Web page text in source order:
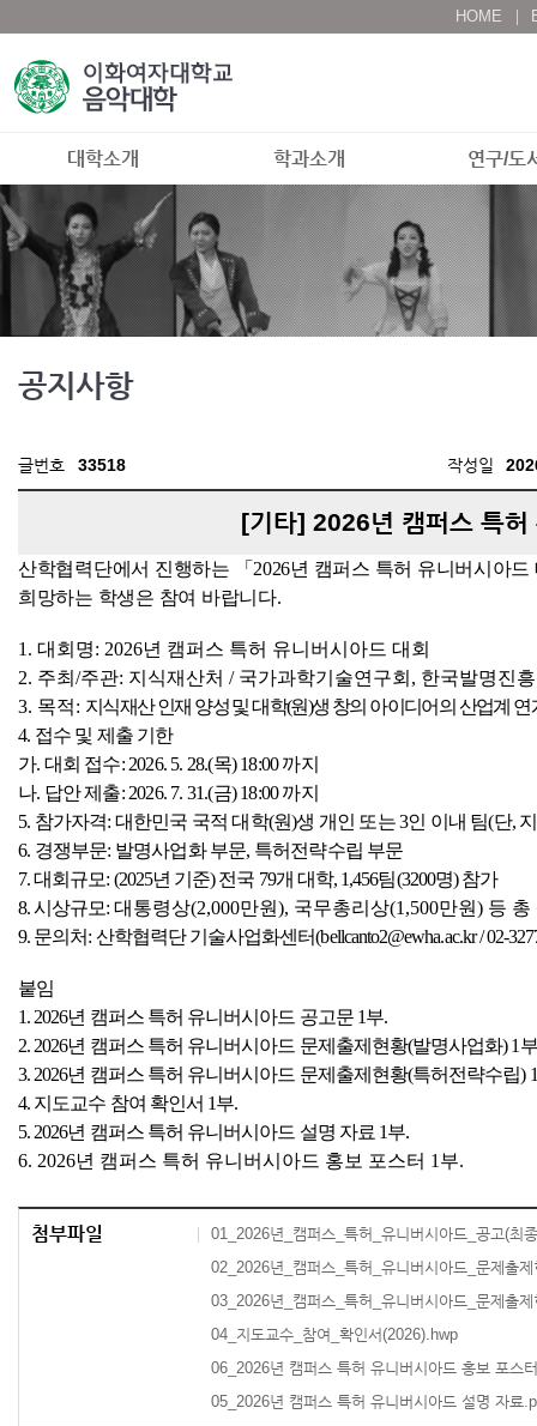
대학소개 학과소개 연구/도
HOME
공지사항
글번호 33518 작성일
[기타] 2026년 캠퍼스 특허
산학협력단에서 진행하는 「 2026년 캠퍼스 특허 유니버시아드
희망하는 학생은 참여 바랍니다.
1. 대회명: 2026년 캠퍼스 특허 유니버시아드 대회
2. 주최 /주관: 지식재산처 / 국가과학기술연구회 , 한국발명진
3. 목적: 지식재산 인재 양성 및 대학(원)생 창의 아이디어의 산업계 연
4. 접수 및 제출 기한
가. 대회 접수: 2026. 5. 28.(목) 18:00까지
나. 답안 제출: 2026. 7. 31.(금) 18:00까지
5. 참가자격: 대한민국 국적 대학(원)생 개인 또는3인 이내 팀(단,
6. 경쟁부문: 발명사업화 부문, 특허전략수립 부문
7.대회규모: (2025년 기준)전국 79개 대학, 1,456팀(3200명)참가
8.시상규모: 대통령상(2,000만원), 국무총리상(1,500만원) 등
9. 문의처: 산학협력단 기술사업화센터(bellcanto2@ewha.ac.kr / 02-
붙임
1. 2026년 캠퍼스 특허 유니버시아드 공고문 1부.
2. 2026년 캠퍼스 특허 유니버시아드 문제출제현황(발명사업화) 1 부
3. 2026년 캠퍼스 특허 유니버시아드 문제출제현황(특허전략수립) 1
4. 지도교수 참여 확인서 1부.
5. 2026년 캠퍼스 특허 유니버시아드 설명 자료 1부.
6. 2026년 캠퍼스 특허 유니버시아드 홍보 포스터 1 부.
첨부파일
01_2026년_캠퍼스_특허_유니버시아드_공고(최
02_2026년_캠퍼스_특허_유니버시아드_문제출
03_2026년_캠퍼스_특허_유니버시아드_문제출
04_지도교수_참여_확인서(2026).hwp
06_2026년 캠퍼스 특허 유니버시아드 홍보 포스
05_2026년 캠퍼스 특허 유니버시아드 설명 자료